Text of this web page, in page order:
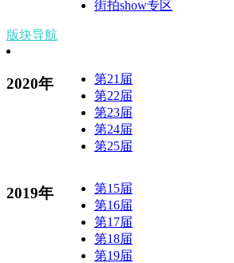
街拍show专区
版块导航
2020年
第21届
第22届
第23届
第24届
第25届
2019年
第15届
第16届
第17届
第18届
第19届